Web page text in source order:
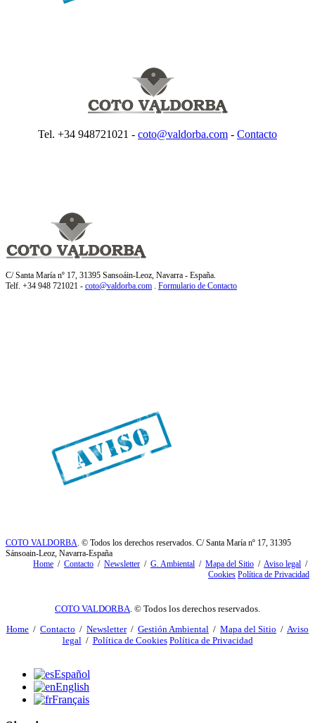
Tel. +34 948721021 - coto@valdorba.com - Contacto
C/ Santa María nº 17, 31395 Sansoáin-Leoz, Navarra - España.
Telf. +34 948 721021 - coto@valdorba.com Formulario de Contacto
COTO VALDORBA . © Todos los derechos reservados. C/ Santa María nº 17, 31395
Sánsoain-Leoz, Navarra-España
Home / Contacto / Newsletter / G. Ambiental / Mapa del Sitio / Aviso legal /
Cookies Política de Privacidad
COTO VALDORBA . © Todos los derechos reservados.
Home / Contacto / Newsletter/ Gestión Ambiental / Mapa del Sitio / Aviso
legal / Política de Cookies Política de Privacidad
Español
English
Français